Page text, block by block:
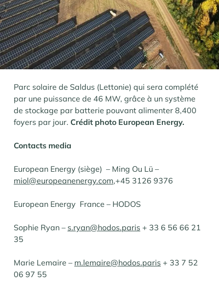
Parc solaire de Saldus (Lettonie) qui sera complété
par une puissance de 46 MW, grâce à un système
de stockage par batterie pouvant alimenter 8,400
foyers par jour. Crédit photo European Energy.
Contacts media
European Energy (siège) – Ming Ou Lü –
miol@europeanenergy.com,+45 3126 9376
European Energy France – HODOS
Sophie Ryan – s.ryan@hodos.paris + 33 6 56 66 21
35
Marie Lemaire – m.lemaire@hodos.paris + 33 7 52
06 97 55